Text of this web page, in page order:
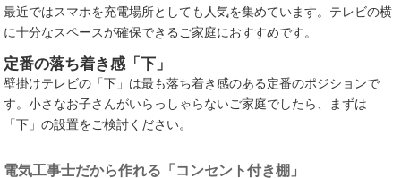
最近ではスマホを充電場所としても人気を集めています。テレビの横
に十分なスペースが確保できるご家庭におすすめです。
定番の落ち着き感「下」
壁掛けテレビの「下」は最も落ち着き感のある定番のポジションで
す。小さなお子さんがいらっしゃらないご家庭でしたら、まずは
「下」の設置をご検討ください。
電気工事士だから作れる「コンセント付き棚」